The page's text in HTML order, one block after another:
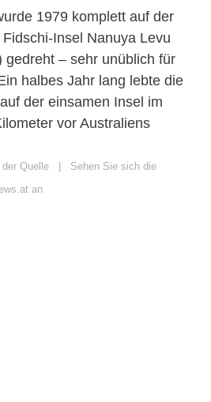
1979 komplett auf der
Insel Nanuya Levu
gedreht – sehr unüblich für
halbes Jahr lang lebte die
der einsamen Insel im
vor Australiens
Quelle | Sehen Sie sich die
an